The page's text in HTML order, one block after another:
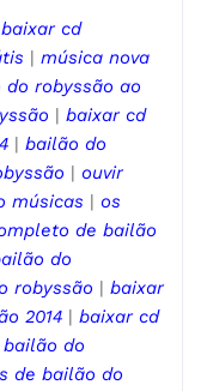
baixar cd
| música nova
do robyssão ao
| baixar cd
| bailão do
| ouvir
músicas | os
de bailão
do
robyssão | baixar
2014| baixar cd
bailão do
de bailão do